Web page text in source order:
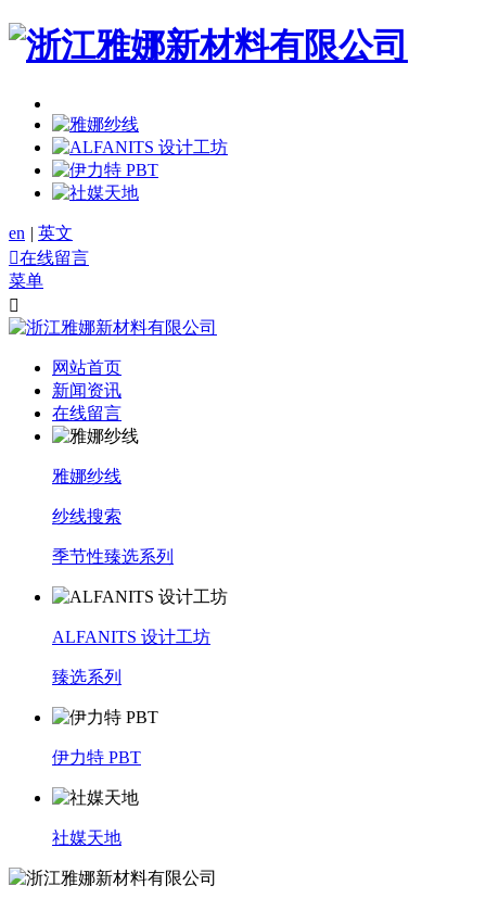
en | 英文
在线留言
菜单

网站首页
新闻资讯
在线留言
雅娜纱线
纱线搜索
季节性臻选系列
ALFANITS 设计工坊
臻选系列
伊力特 PBT
社媒天地